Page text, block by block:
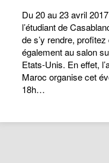
Du 20 au 23 avril
l’étudiant de
de s’y rendre,
également au salon
Etats-Unis. En effet,
Maroc organise cet
18h…